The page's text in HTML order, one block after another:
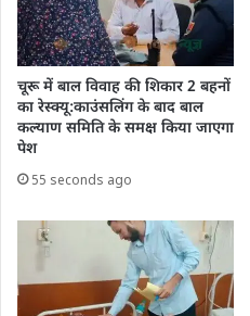
चूरू में बाल विवाह की शिकार 2 बहनों
का रेस्क्यू:काउंसलिंग के बाद बाल
कल्याण समिति के समक्ष किया जाएगा
पेश
55 seconds ago